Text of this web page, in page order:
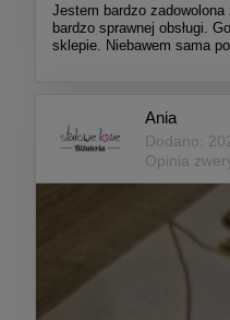
Jestem bardzo
bardzo sprawnej obsługi.
sklepie. Niebawem sama
Ania
Dodano:
Opinia